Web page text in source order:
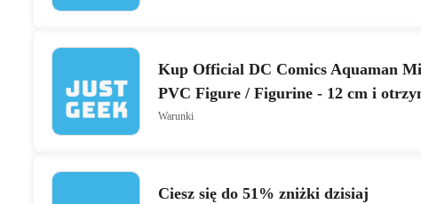
Kup Official DC Comics Aquaman
PVC Figure / Figurine - 12 cm i
zniżki
Warunki
Ciesz się do 51% zniżki dzisiaj